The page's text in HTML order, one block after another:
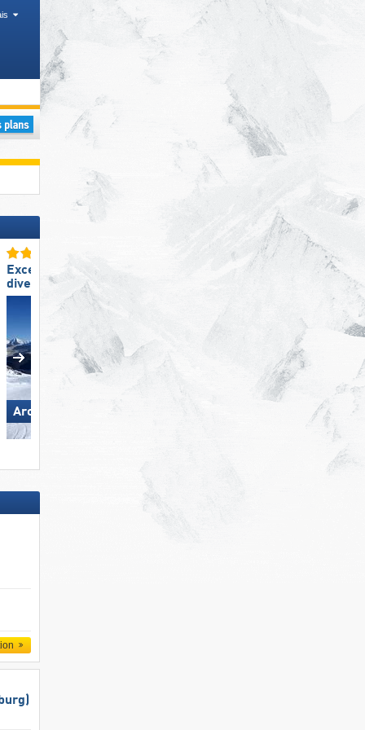
Excellente
diversité des pistes
Arosa Lenzerheide
Excellent enneigement
Hohsaas – Saas-Grund